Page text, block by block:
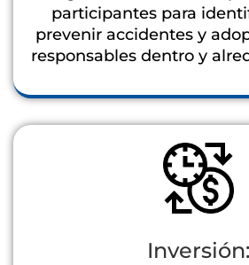
participantes para
prevenir accidentes y
responsables dentro y
Inversión: